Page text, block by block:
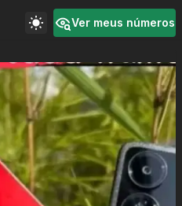
Ver meus números